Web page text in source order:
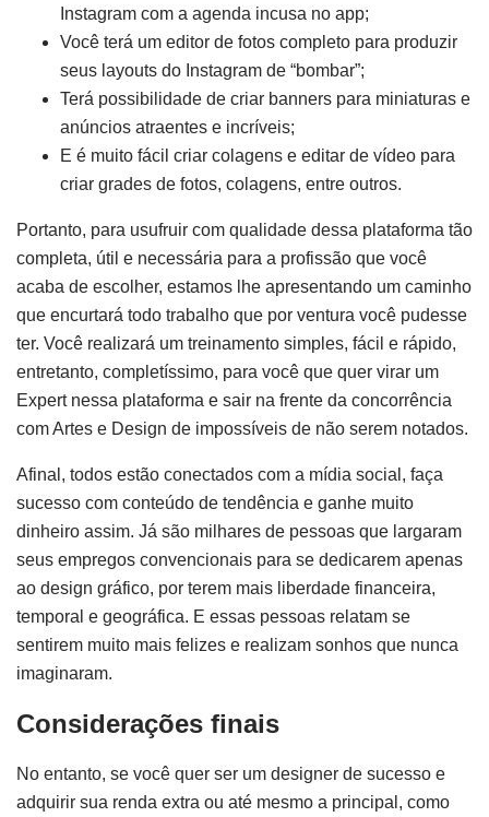
Instagram com a agenda incusa no app;
Você terá um editor de fotos completo para produzir
seus layouts do Instagram de “bombar”;
Terá possibilidade de criar banners para miniaturas e
anúncios atraentes e incríveis;
E é muito fácil criar colagens e editar de vídeo para
criar grades de fotos, colagens, entre outros.
Portanto, para usufruir com qualidade dessa plataforma tão
completa, útil e necessária para a profissão que você
acaba de escolher, estamos lhe apresentando um caminho
que encurtará todo trabalho que por ventura você pudesse
ter. Você realizará um treinamento simples, fácil e rápido,
entretanto, completíssimo, para você que quer virar um
Expert nessa plataforma e sair na frente da concorrência
com Artes e Design de impossíveis de não serem notados.
Afinal, todos estão conectados com a mídia social, faça
sucesso com conteúdo de tendência e ganhe muito
dinheiro assim. Já são milhares de pessoas que largaram
seus empregos convencionais para se dedicarem apenas
ao design gráfico, por terem mais liberdade financeira,
temporal e geográfica. E essas pessoas relatam se
sentirem muito mais felizes e realizam sonhos que nunca
imaginaram.
Considerações finais
No entanto, se você quer ser um designer de sucesso e
adquirir sua renda extra ou até mesmo a principal, como